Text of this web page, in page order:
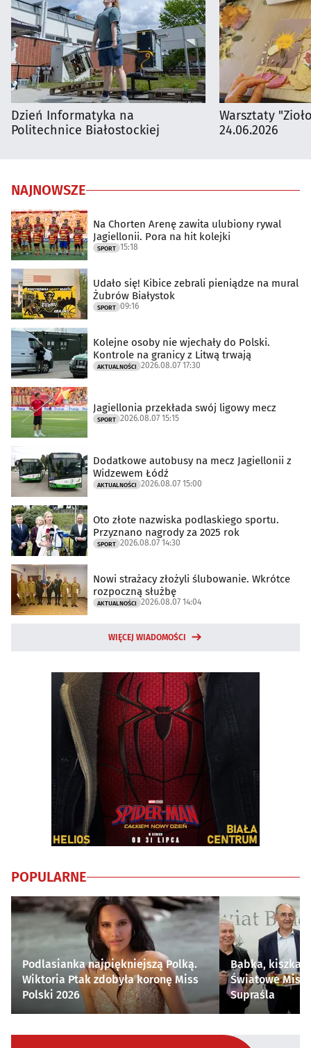
Dzień Informatyka na
Politechnice Białostockiej
Warsztaty
24.06.2026
NAJNOWSZE
Na Chorten Arenę zawita ulubiony rywal
Jagiellonii. Pora na hit kolejki
SPORT 15:18
Udało się! Kibice zebrali pieniądze na mural
Żubrów Białystok
SPORT 09:16
Kolejne osoby nie wjechały do Polski.
Kontrole na granicy z Litwą trwają
AKTUALNOŚCI 2026.08.07 17:30
Jagiellonia przekłada swój ligowy mecz
SPORT 2026.08.07 15:15
Dodatkowe autobusy na mecz Jagiellonii z
Widzewem Łódź
AKTUALNOŚCI 2026.08.07 15:00
Oto złote nazwiska podlaskiego sportu.
Przyznano nagrody za 2025 rok
SPORT 2026.08.07 14:30
Nowi strażacy złożyli ślubowanie. Wkrótce
rozpoczną służbę
AKTUALNOŚCI 2026.08.07 14:04
WIĘCEJ WIADOMOŚCI
POPULARNE
Podlasianka najpiękniejszą Polką.
Wiktoria Ptak zdobyła koronę Miss
Polski 2026
Babka, kiszka i
Światowe
Supraśla